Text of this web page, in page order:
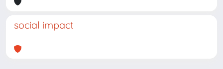
social impact